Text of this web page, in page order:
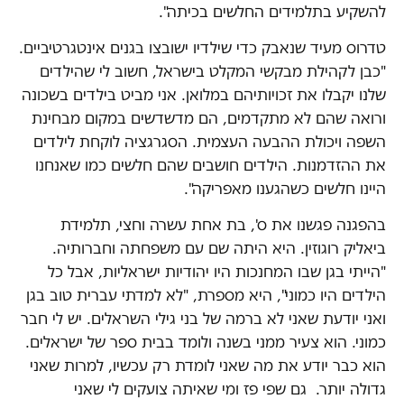
להשקיע בתלמידים החלשים בכיתה".
טדרוס מעיד שנאבק כדי שילדיו ישובצו בגנים אינטגרטיביים.
"כבן לקהילת מבקשי המקלט בישראל, חשוב לי שהילדים
שלנו יקבלו את זכויותיהם במלואן. אני מביט בילדים בשכונה
ורואה שהם לא מתקדמים, הם מדשדשים במקום מבחינת
השפה ויכולת ההבעה העצמית. הסגרגציה לוקחת לילדים
את ההזדמנות. הילדים חושבים שהם חלשים כמו שאנחנו
היינו חלשים כשהגענו מאפריקה".
בהפגנה פגשנו את ס', בת אחת עשרה וחצי, תלמידת
ביאליק רוגוזין. היא היתה שם עם משפחתה וחברותיה.
"הייתי בגן שבו המחנכות היו יהודיות ישראליות, אבל כל
הילדים היו כמוני", היא מספרת, "לא למדתי עברית טוב בגן
ואני יודעת שאני לא ברמה של בני גילי השראלים. יש לי חבר
כמוני. הוא צעיר ממני בשנה ולומד בבית ספר של ישראלים.
הוא כבר יודע את מה שאני לומדת רק עכשיו, למרות שאני
גדולה יותר. גם שפי פז ומי שאיתה צועקים לי שאני